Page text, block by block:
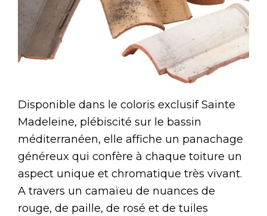
Disponible dans le coloris exclusif Sainte
Madeleine, plébiscité sur le bassin
méditerranéen, elle affiche un panachage
généreux qui confère à chaque toiture un
aspect unique et chromatique très vivant.
A travers un camaïeu de nuances de
rouge, de paille, de rosé et de tuiles